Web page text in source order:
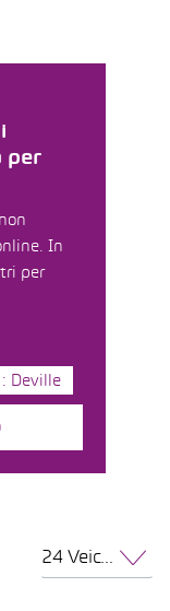
per
In
per
: Deville
24 Veicoli per pagina